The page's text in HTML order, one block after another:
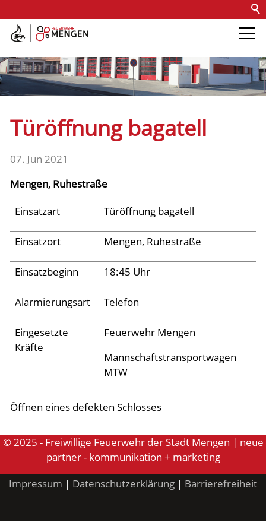
Kontakt Impressum
Barrierefreiheit
Die Feuerwehr
Fachdienste
Fahrzeuge
Einsätze
Aktuelles
Links
Türöffnung bagatell
07. Jun 2021
Mengen, Ruhestraße
Einsatzart
Türöffnung bagatell
Einsatzort Mengen, Ruhestraße
Einsatzbeginn 18:45 Uhr
Alarmierungsart Telefon
Eingesetzte
Kräfte
Feuerwehr Mengen
Mannschaftstransportwagen
MTW
Öffnen eines defekten Schlosses
© 2025 - Freiwillige Feuerwehr der Stadt Mengen | neue
partner - kommunikation + marketing
Impressum | Datenschutzerklärung | Barrierefreiheit